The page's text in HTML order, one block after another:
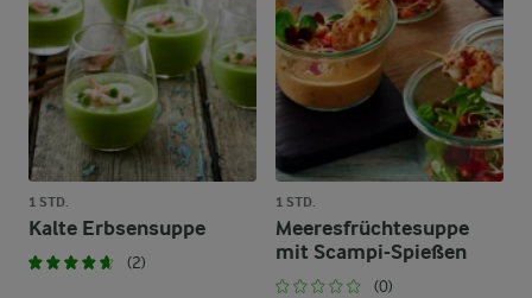
1 STD.
Kalte Erbsensuppe
(2)
1 STD.
Meeresfrüchtesuppe
mit Scampi-Spießen
(0)